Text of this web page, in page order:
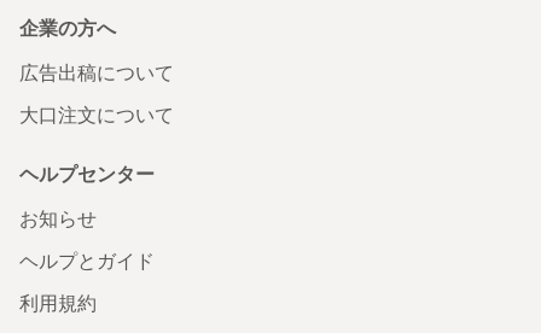
企業の方へ
広告出稿について
大口注文について
ヘルプセンター
お知らせ
ヘルプとガイド
利用規約